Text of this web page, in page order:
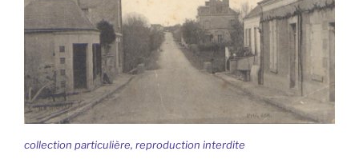
collection particulière, reproduction interdite